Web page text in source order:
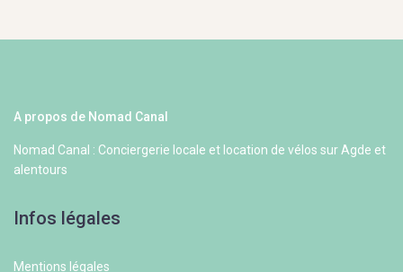
A propos de Nomad Canal
Nomad Canal : Conciergerie locale et location de vélos sur Agde et
alentours
Infos légales
Mentions légales